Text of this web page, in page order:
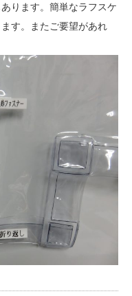
ります。簡単なラフスケ
す。またご要望があれ